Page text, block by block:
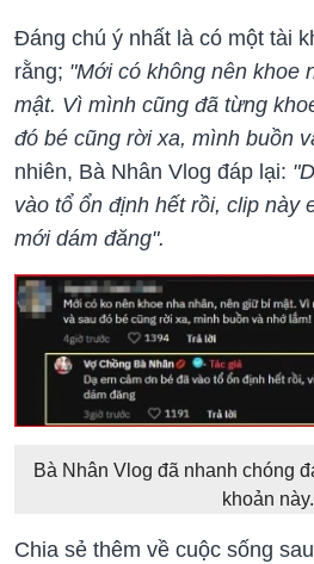
Đáng chú ý nhất là có một tài
rằng; "Mới có không nên khoe
mật. Vì mình cũng đã từng
đó bé cũng rời xa, mình buồn
nhiên, Bà Nhân Vlog đáp lại:
vào tổ ổn định hết rồi, clip này
mới dám đăng".
Bà Nhân Vlog đã nhanh chóng
khoản này.
Chia sẻ thêm về cuộc sống